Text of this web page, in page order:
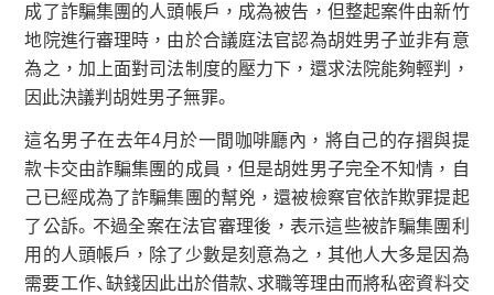
成了詐騙集團的人頭帳戶，成為被告，但整起案件由新竹
地院進行審理時，由於合議庭法官認為胡姓男子並非有意
為之，加上面對司法制度的壓力下，還求法院能夠輕判，
因此決議判胡姓男子無罪。
這名男子在去年4月於一間咖啡廳內，將自己的存摺與提
款卡交由詐騙集團的成員，但是胡姓男子完全不知情，自
己已經成為了詐騙集團的幫兇，還被檢察官依詐欺罪提起
了公訴。不過全案在法官審理後，表示這些被詐騙集團利
用的人頭帳戶，除了少數是刻意為之，其他人大多是因為
需要工作、缺錢因此出於借款、求職等理由而將私密資料交